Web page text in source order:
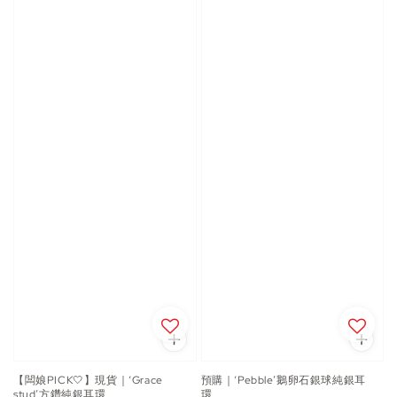
【闆娘PICK🤍】現貨｜‘Grace
預購｜‘Pebble’鵝卵石銀球純銀耳